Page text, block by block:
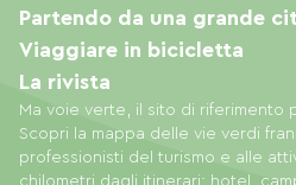
Ma voie verte, il sito di riferimento
Scopri la mappa delle vie verdi
professionisti del turismo e alle
chilometri dagli itinerari: hotel,
Partendo da una grande
Viaggiare in bicicletta
La rivista